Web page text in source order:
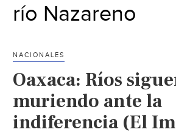
río Nazareno
NACIONALES
Oaxaca: Ríos
muriendo ante la
indiferencia (El